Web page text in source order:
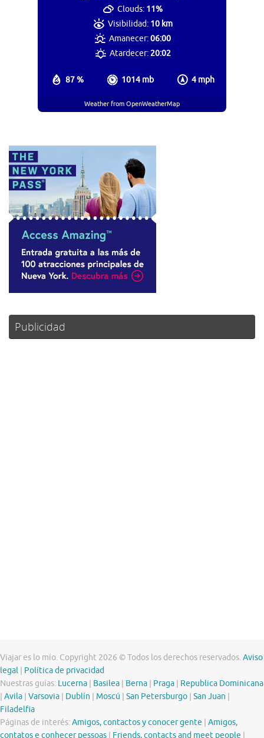
87 % 1014 mb 4 mph
Clouds: 11%
Visibilidad: 10 km
Amanecer:06:00
Atardecer:20:02
Weather from OpenWeatherMap
Publicidad
Viajar es lo mío. Copyright 2026 © Todos los derechos reservados.Aviso
legal
Política de privacidad
Nuestras guías: Lucerna Basilea Berna Praga
Republica Dominicana
Avila Varsovia Dublín Moscú San Petersburgo San Juan
Filadelfia
Páginas de interés:Amigos, contactos y conocer gente
Amigos,
contatos e conhecer pessoas
Friends, contacts and meet people